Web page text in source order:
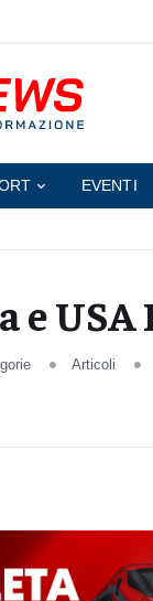
EVENTI
e
Articoli